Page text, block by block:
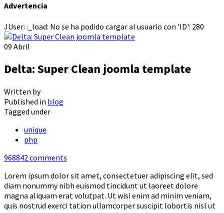
Advertencia
JUser: :_load: No se ha podido cargar al usuario con 'ID': 280
09 Abril
Delta: Super Clean joomla template
Written by
Published in blog
Tagged under
unique
php
968842comments
Lorem ipsum dolor sit amet, consectetuer adipiscing elit, sed
diam nonummy nibh euismod tincidunt ut laoreet dolore
magna aliquam erat volutpat. Ut wisi enim ad minim veniam,
quis nostrud exerci tation ullamcorper suscipit lobortis nisl ut